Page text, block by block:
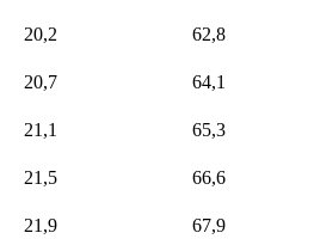
20,2 62,8
20,7 64,1
21,1 65,3
21,5 66,6
21,9 67,9